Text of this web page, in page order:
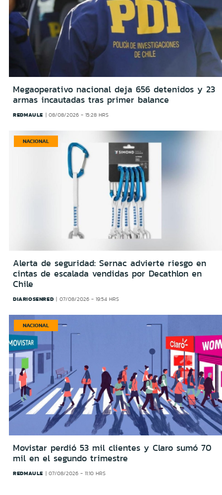
Megaoperativo nacional deja 656 detenidos y 23
armas incautadas tras primer balance
REDMAULE 08/08/2026 - 15:28 HRS
NACIONAL
Alerta de seguridad: Sernac advierte riesgo en
cintas de escalada vendidas por Decathlon en
Chile
DIARIOSENRED 07/08/2026 - 19:54 HRS
NACIONAL
Movistar perdió 53 mil clientes y Claro sumó 70
mil en el segundo trimestre
REDMAULE 07/08/2026 - 11:10 HRS